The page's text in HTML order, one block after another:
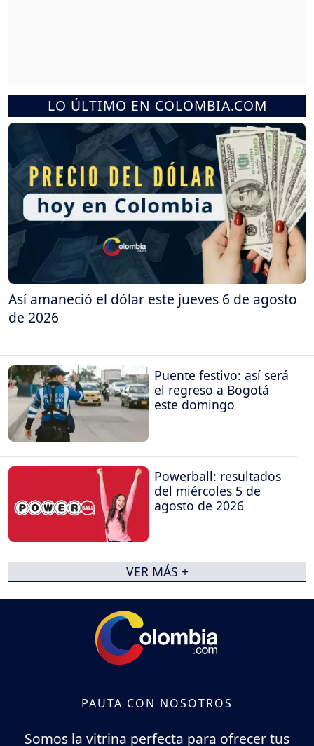
LO ÚLTIMO EN COLOMBIA.COM
Así amaneció el dólar este jueves 6 de agosto
de 2026
Puente festivo: así será
el regreso a Bogotá
este domingo
Powerball: resultados
del miércoles 5 de
agosto de 2026
VER MÁS +
PAUTA CON NOSOTROS
Somos la vitrina perfecta para ofrecer tus